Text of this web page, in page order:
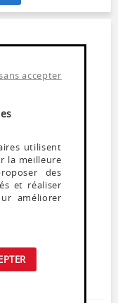
précision
accepter
utilisent
la meilleure
des
et réaliser
améliorer